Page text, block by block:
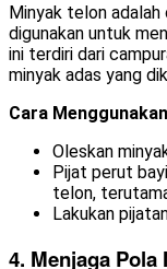
Minyak telon
digunakan untuk
ini terdiri dari
minyak adas yang
Cara
Oleskan
Pijat perut
telon,
Lakukan
4. Menjaga Pola